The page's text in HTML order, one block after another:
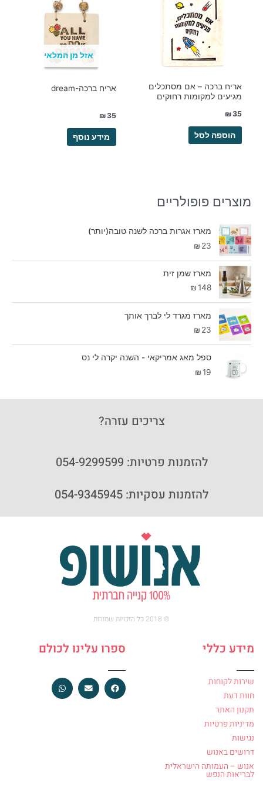
אריח ברכה – אם מסתכלים
מגיעים למקומות רחוקים
₪35
הוספה לסל
אזל מן המלאי
אריח ברכה-dream
₪35
מידע נוסף
מוצרים פופולריים
מארז אגרות ברכה לשנה טובה(יותר)
₪ 23
מארז שמן זית
₪148
מארז מגרד לי לברך אותך
₪ 23
ספל מאג אמריקאי - השנה יקרה לי נס
₪19
צריכים עזרה?
להזמנות פרטיות: 054-9299599
להזמנות עסקיות: 054-9345945
© 2018 כל הזכויות שמורות
מידע כללי
שירות לקוחות
חוות דעת
תקנון האתר
מדיניות פרטיות
נגישות
דרושים באנוש
אנוש – העמותה הישראלית
לבריאות הנפש
ספרו עלינו לכולם